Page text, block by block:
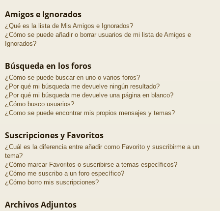
Amigos e Ignorados
¿Qué es la lista de Mis Amigos e Ignorados?
¿Cómo se puede añadir o borrar usuarios de mi lista de Amigos e
Ignorados?
Búsqueda en los foros
¿Cómo se puede buscar en uno o varios foros?
¿Por qué mi búsqueda me devuelve ningún resultado?
¿Por qué mi búsqueda me devuelve una página en blanco?
¿Cómo busco usuarios?
¿Como se puede encontrar mis propios mensajes y temas?
Suscripciones y Favoritos
¿Cuál es la diferencia entre añadir como Favorito y suscribirme a un
tema?
¿Cómo marcar Favoritos o suscribirse a temas específicos?
¿Cómo me suscribo a un foro específico?
¿Cómo borro mis suscripciones?
Archivos Adjuntos